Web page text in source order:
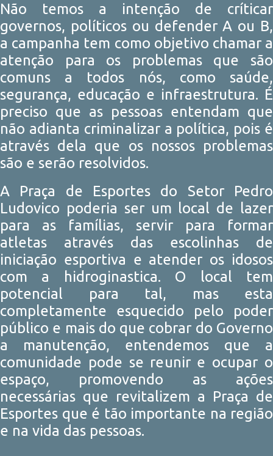
Não temos a intenção de críticar
governos, políticos ou defender A ou B,
a campanha tem como objetivo chamar a
atenção para os problemas que são
comuns a todos nós, como saúde,
segurança, educação e infraestrutura. É
preciso que as pessoas entendam que
não adianta criminalizar a política, pois é
através dela que os nossos problemas
são e serão resolvidos.
A Praça de Esportes do Setor Pedro
Ludovico poderia ser um local de lazer
para as famílias, servir para formar
atletas através das escolinhas de
iniciação esportiva e atender os idosos
com a hidroginastica. O local tem
potencial para tal, mas esta
completamente esquecido pelo poder
público e mais do que cobrar do Governo
a manutenção, entendemos que a
comunidade pode se reunir e ocupar o
espaço, promovendo as ações
necessárias que revitalizem a Praça de
Esportes que é tão importante na região
e na vida das pessoas.